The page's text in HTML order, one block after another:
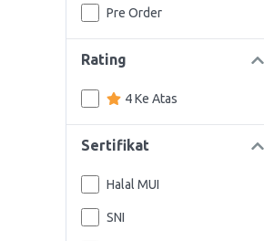
Pre Order
Rating
4 Ke Atas
Sertifikat
Halal MUI
SNI